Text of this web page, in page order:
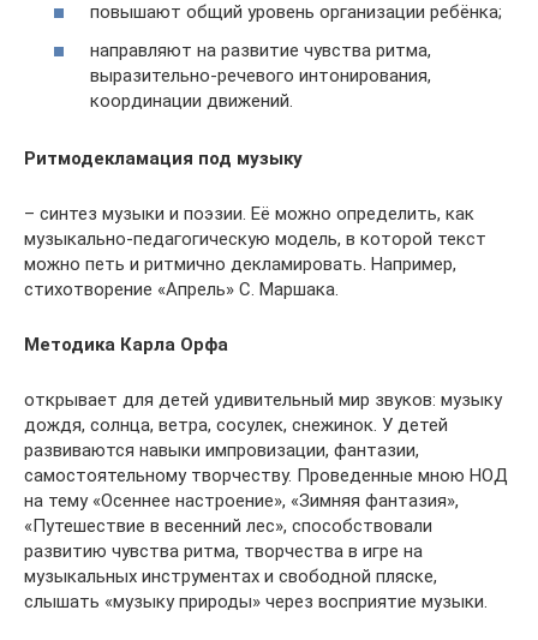
повышают общий уровень организации ребёнка;
направляют на развитие чувства ритма,
выразительно-речевого интонирования,
координации движений.
Ритмодекламация под музыку
– синтез музыки и поэзии. Её можно определить, как
музыкально-педагогическую модель, в которой текст
можно петь и ритмично декламировать. Например,
стихотворение «Апрель» С. Маршака.
Методика Карла Орфа
открывает для детей удивительный мир звуков: музыку
дождя, солнца, ветра, сосулек, снежинок. У детей
развиваются навыки импровизации, фантазии,
самостоятельному творчеству. Проведенные мною НОД
на тему «Осеннее настроение», «Зимняя фантазия»,
«Путешествие в весенний лес», способствовали
развитию чувства ритма, творчества в игре на
музыкальных инструментах и свободной пляске,
слышать «музыку природы» через восприятие музыки.